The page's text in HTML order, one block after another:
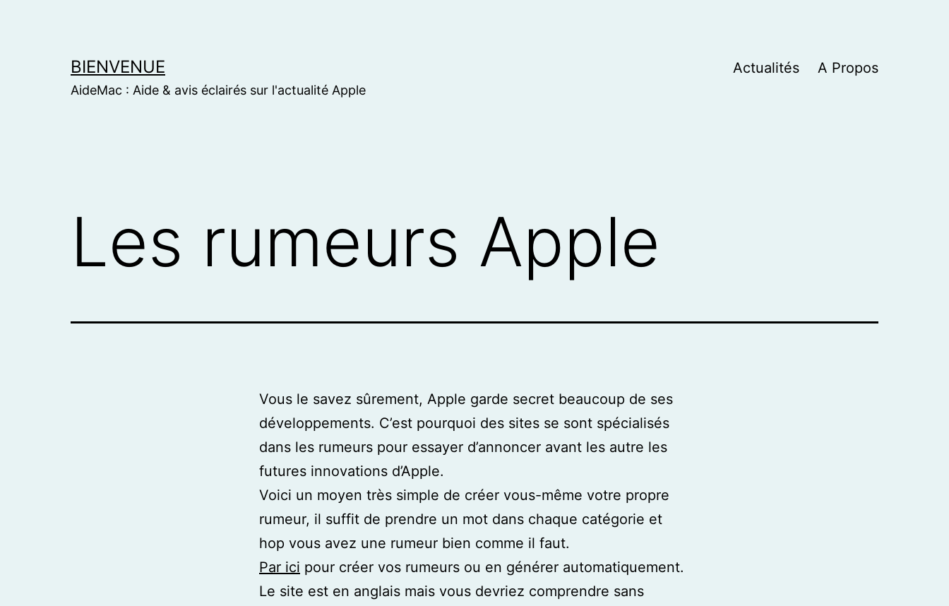
BIENVENUE
AideMac : Aide & avis éclairés sur l'actualité Apple
Actualités A Propos
Les rumeurs Apple
Vous le savez sûrement, Apple garde secret beaucoup de ses
développements. C’est pourquoi des sites se sont spécialisés
dans les rumeurs pour essayer d’annoncer avant les autre les
futures innovations d’Apple.
Voici un moyen très simple de créer vous-même votre propre
rumeur, il suffit de prendre un mot dans chaque catégorie et
hop vous avez une rumeur bien comme il faut.
Par ici pour créer vos rumeurs ou en générer automatiquement.
Le site est en anglais mais vous devriez comprendre sans